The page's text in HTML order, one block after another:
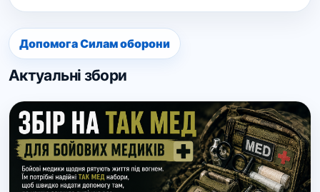
Допомога Силам оборони
Актуальні збори